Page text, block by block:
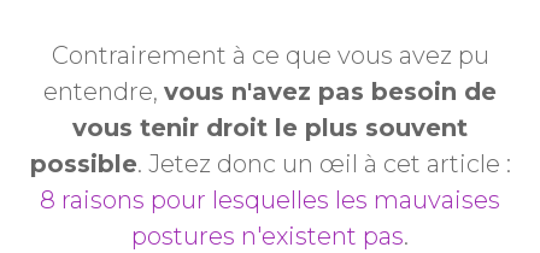
Contrairement à ce que vous avez pu
entendre, vous n'avez pas besoin de
vous tenir droit le plus souvent
possible. Jetez donc un œil à cet article :
8 raisons pour lesquelles les mauvaises
postures n'existent pas.